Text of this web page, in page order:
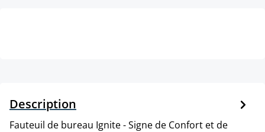
Description
Fauteuil de bureau Ignite - Signe de Confort et de